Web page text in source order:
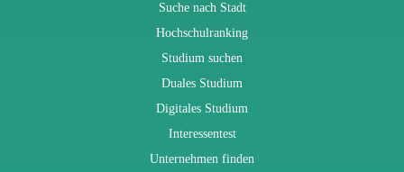
Suche nach Stadt
Hochschulranking
Studium suchen
Duales Studium
Digitales Studium
Interessentest
Unternehmen finden